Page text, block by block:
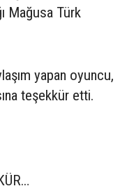
Mağusa Türk
yapan oyuncu,
teşekkür etti.